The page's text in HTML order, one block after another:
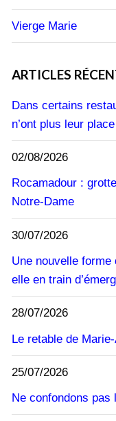
Vierge Marie
ARTICLES
Dans certains
n’ont plus leur
02/08/2026
Rocamadour :
Notre-Dame
30/07/2026
Une nouvelle
elle en train
28/07/2026
Le retable de
25/07/2026
Ne confondons pas